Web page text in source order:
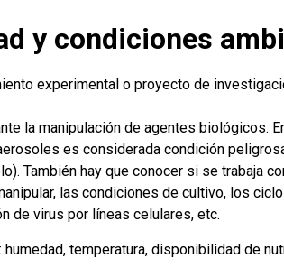
y condiciones
experimental o proyecto de
la manipulación de agentes biológicos.
es considerada condición
También hay que conocer si se trabaja
las condiciones de cultivo, los
de virus por líneas celulares, etc.
temperatura, disponibilidad de